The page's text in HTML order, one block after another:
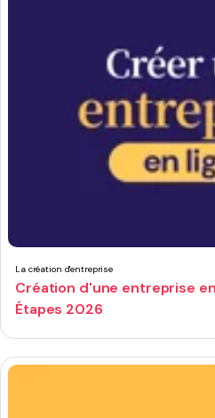
La création d'entreprise
Création d'une entreprise
Étapes 2026